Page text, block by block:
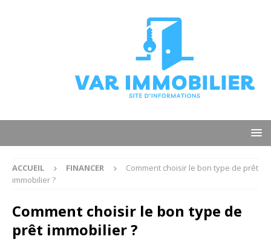
ACCUEIL FINANCER
Comment choisir le bon type de prêt
immobilier ?
Comment choisir le bon type de
prêt immobilier ?